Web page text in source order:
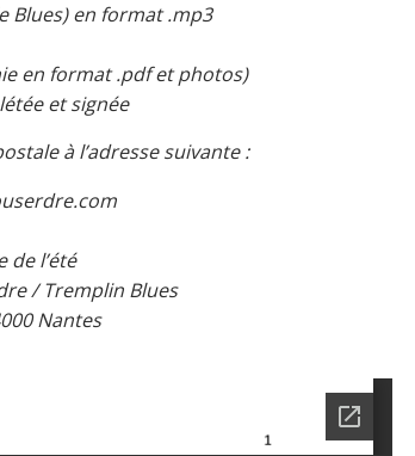
Blues) en format .mp3
en format .pdf et photos)
et signée
à l’adresse suivante :
l’été
/ Tremplin Blues
Nantes